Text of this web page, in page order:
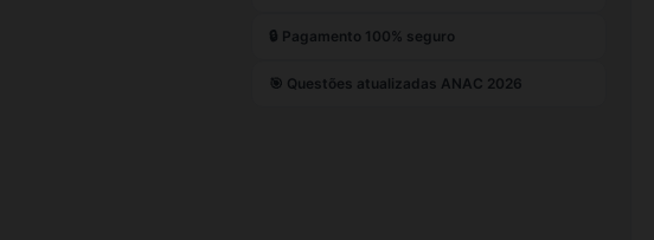
🔒 Pagamento 100% seguro
🎯 Questões atualizadas ANAC 2026